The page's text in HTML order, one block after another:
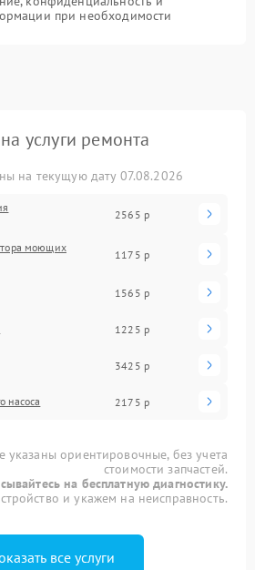
при необходимости
услуги ремонта
на текущую дату 07.08.2026
2565 р
моющих
1175 р
1565 р
1225 р
3425 р
насоса 2175 р
указаны ориентировочные, без учета
стоимости запчастей.
на бесплатную диагностику.
и укажем на неисправность.
все услуги